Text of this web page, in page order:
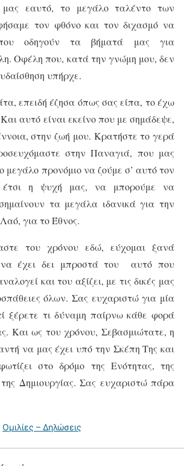
μας εαυτό, το μεγάλο ταλέντο των
τον φθόνο και τον διχασμό να
που οδηγούν τα βήματά μας για
Οφέλη που, κατά την γνώμη μου, δεν
υπήρχε.
επειδή έζησα όπως σας είπα, το έχω
αυτό είναι εκείνο που με σημάδεψε,
στην ζωή μου. Κρατήστε το γερά
στην Παναγιά, που μας
μεγάλο προνόμιο να ζούμε σ’ αυτό τον
η ψυχή μας, να μπορούμε να
τα μεγάλα ιδανικά για την
για το Έθνος.
του χρόνου εδώ, εύχομαι ξανά
έχει δει μπροστά του
αυτό που
και του αξίζει, με τις δικές μας
όλων. Σας ευχαριστώ για μία
ξέρετε τι δύναμη παίρνω κάθε φορά
Και ως του χρόνου, Σεβασμιώτατε, η
να μας έχει υπό την Σκέπη Της και
στο δρόμο της Ενότητας, της
Δημιουργίας. Σας ευχαριστώ πάρα
Ομιλίες – Δηλώσεις